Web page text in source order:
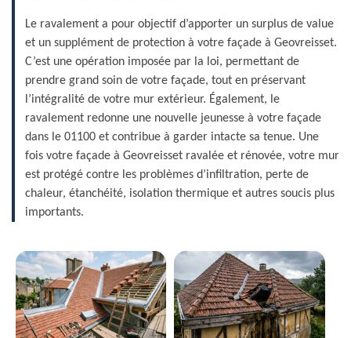
Le ravalement a pour objectif d’apporter un surplus de value
et un supplément de protection à votre façade à Geovreisset.
C’est une opération imposée par la loi, permettant de
prendre grand soin de votre façade, tout en préservant
l’intégralité de votre mur extérieur. Également, le
ravalement redonne une nouvelle jeunesse à votre façade
dans le 01100 et contribue à garder intacte sa tenue. Une
fois votre façade à Geovreisset ravalée et rénovée, votre mur
est protégé contre les problèmes d’infiltration, perte de
chaleur, étanchéité, isolation thermique et autres soucis plus
importants.